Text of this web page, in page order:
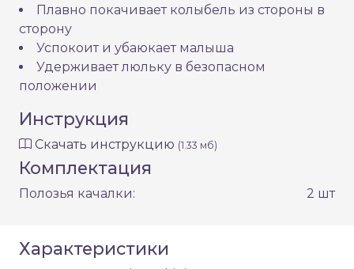
Плавно покачивает колыбель из стороны в
сторону
Успокоит и убаюкает малыша
Удерживает люльку в безопасном
положении
Инструкция
Скачать инструкцию (1.33 мб)
Комплектация
Полозья качалки: 2 шт
Характеристики